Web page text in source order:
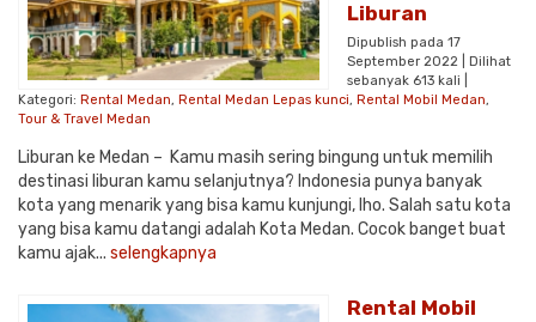
Liburan
Dipublish pada 17
September 2022 | Dilihat
sebanyak 613 kali |
Kategori: Rental Medan, Rental Medan Lepas kunci, Rental Mobil Medan,
Tour & Travel Medan
Liburan ke Medan – Kamu masih sering bingung untuk memilih
destinasi liburan kamu selanjutnya? Indonesia punya banyak
kota yang menarik yang bisa kamu kunjungi, lho. Salah satu kota
yang bisa kamu datangi adalah Kota Medan. Cocok banget buat
kamu ajak... selengkapnya
Rental Mobil